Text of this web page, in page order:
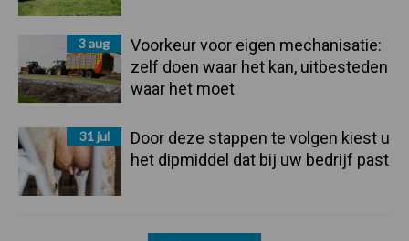
3 aug
Voorkeur voor eigen mechanisatie:
zelf doen waar het kan, uitbesteden
waar het moet
31 jul
Door deze stappen te volgen kiest u
het dipmiddel dat bij uw bedrijf past